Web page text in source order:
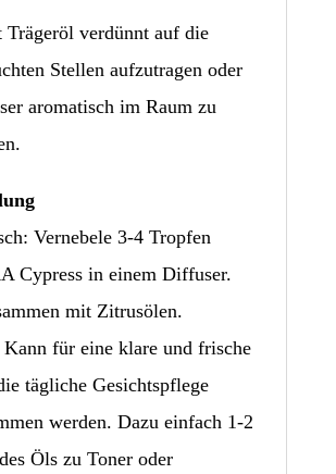
Trägeröl verdünnt auf die
Stellen aufzutragen oder
aromatisch im Raum zu
Vernebele 3-4 Tropfen
Cypress in einem Diffuser.
mit Zitrusölen.
für eine klare und frische
tägliche Gesichtspflege
werden. Dazu einfach 1-2
Öls zu Toner oder